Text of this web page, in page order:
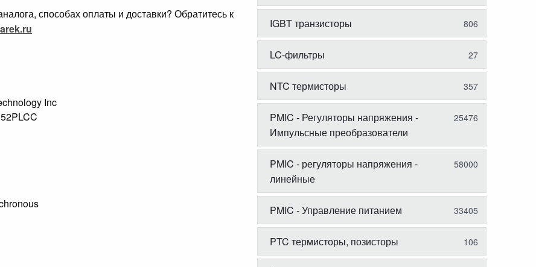
способах оплаты и доставки? Обратитесь к
Inc
IGBT транзисторы 806
LC-фильтры 27
NTC термисторы 357
PMIC - Регуляторы напряжения -
Импульсные преобразователи
25476
PMIC - регуляторы напряжения -
линейные
58000
PMIC - Управление питанием 33405
PTC термисторы, позисторы 106